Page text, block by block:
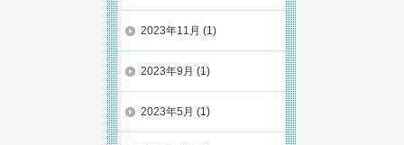
2023年11月 (1)
2023年9月 (1)
2023年5月 (1)